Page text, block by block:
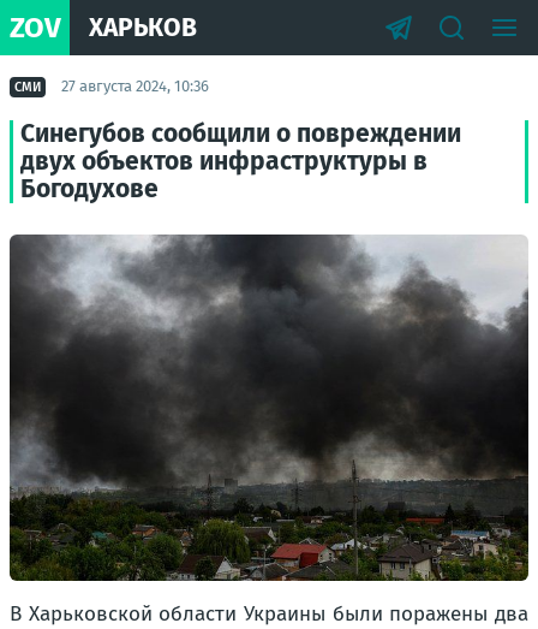
ZOV ХАРЬКОВ
СМИ 27 августа 2024, 10:36
Синегубов сообщили о повреждении
двух объектов инфраструктуры в
Богодухове
В Харьковской области Украины были поражены два